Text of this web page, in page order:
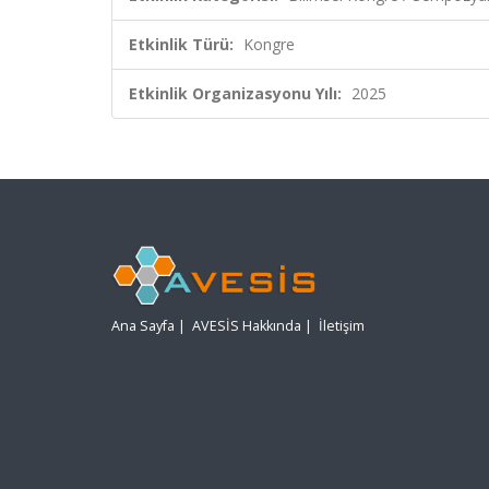
Etkinlik Türü: Kongre
Etkinlik Organizasyonu Yılı: 2025
Ana Sayfa | AVESİS Hakkında | İletişim